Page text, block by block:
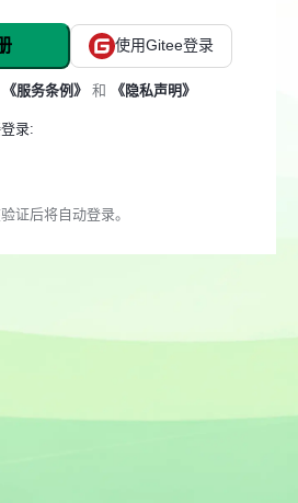
使用Gitee登录
《服务条例》 和 《隐私声明》
录:
证后将自动登录。